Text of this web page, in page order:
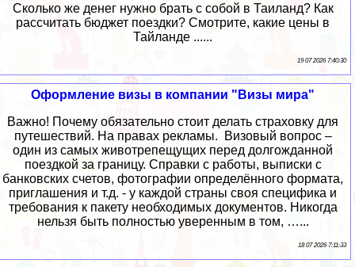
Сколько же денег нужно брать с собой в Таиланд? Как
рассчитать бюджет поездки? Смотрите, какие цены в
Тайланде ......
19 07 2026 7:40:30
Оформление визы в компании "Визы мира"
Важно! Почему обязательно стоит делать страховку для
путешествий. На правах рекламы. Визовый вопрос –
один из самых животрепещущих перед долгожданной
поездкой за границу. Справки с работы, выписки с
банковских счетов, фотографии определённого формата,
приглашения и т.д. - у каждой страны своя специфика и
требования к пакету необходимых документов. Никогда
нельзя быть полностью уверенным в том, …...
18 07 2026 7:11:33